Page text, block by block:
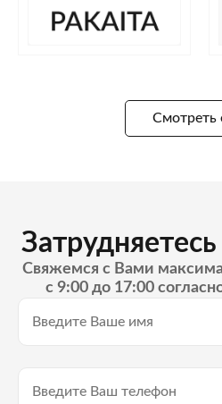
Смотреть
Свяжемся с Вами
с 9:00 до 17:00